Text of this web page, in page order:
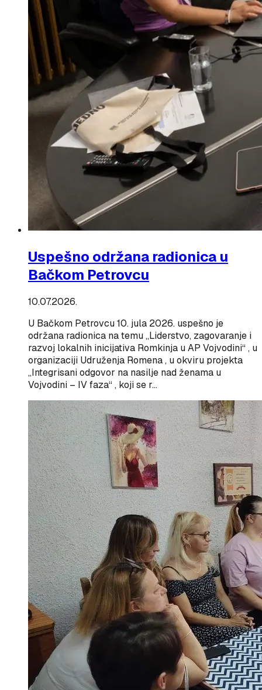
Uspešno održana radionica u
Bačkom Petrovcu
10.07.2026.
U Bačkom Petrovcu 10. jula 2026. uspešno je
održana radionica na temu „Liderstvo, zagovaranje i
razvoj lokalnih inicijativa Romkinja u AP Vojvodini“ , u
organizaciji Udruženja Romena , u okviru projekta
„Integrisani odgovor na nasilje nad ženama u
Vojvodini – IV faza“ , koji se r…